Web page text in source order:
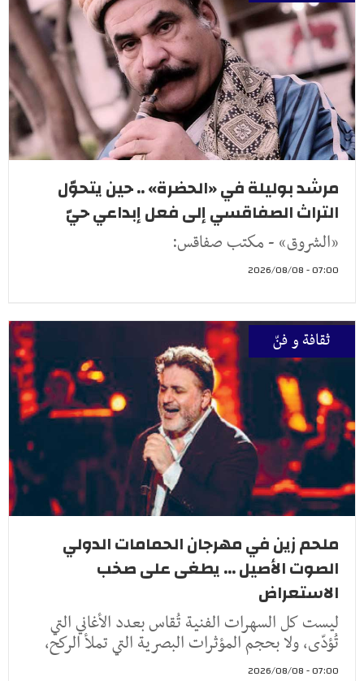
مرشد بوليلة في «الحضرة» .. حين يتحوّل
التراث الصفاقسي إلى فعل إبداعي حيّ
«الشروق» - مكتب صفاقس:
07:00 - 2026/08/08
ثقافة و فنّ
ملحم زين في مهرجان الحمامات الدولي
الصوت الأصيل ... يطغى على صخب
الاستعراض
ليست كل السهرات الفنية تُقاس بعدد الأغاني التي
تُؤدّى، ولا بحجم المؤثرات البصرية التي تملأ الركح،
07:00 - 2026/08/08